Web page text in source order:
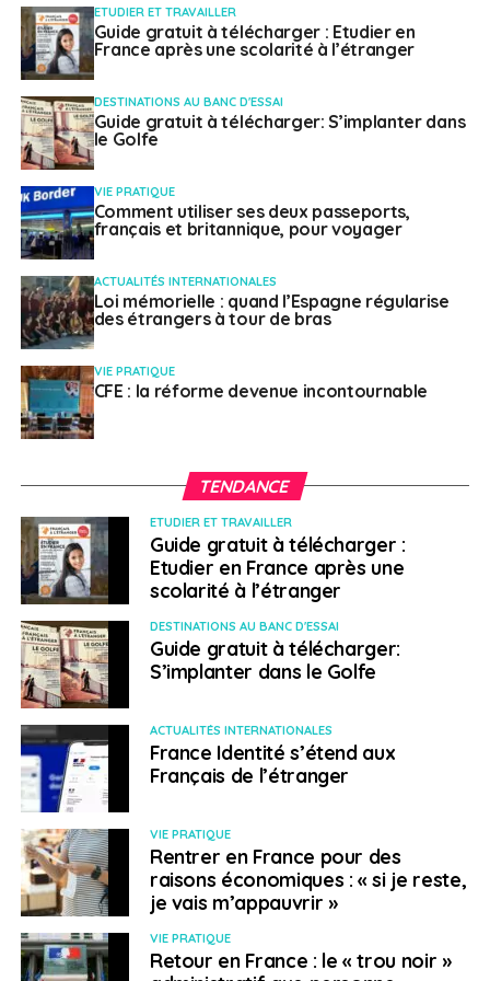
: une transition sous
surveillance
Le démantèlement progressif du régime des non-
domiciliés constitue l’un des changements les plus
commentés de ces dernières années. Pour autant,
l’année 2026–2027 s’inscrit dans une phase transitoire,
avec un dispositif clé : le
Facility(TRF).
Ce mécanisme permet de rapatrier des revenus et
gains étrangers à un taux forfaitaire de 12 %. Pour un
contribuable disposant de 500 000 £ de revenus
accumulés à l’étranger, l’imposition peut ainsi être
ramenée à 60 000 £, contre une charge potentielle
commun.
Au-delà de l’avantage fiscal, ce dispositif s’inscrit dans
une logique d’assainissement : il incite à la
régularisation des situations avant une intégration
contribuables français concernés, cette fenêtre est
stratégique et nécessite une analyse fine des flux, de
leur qualification et de leur articulation avec les règles
Sociétés et conformité :
une complexité
désormais assumée
25 %, la réalité opérationnelle se complexifie. Le
ETUDIER ET TRAVAILLER
Guide gratuit à télécharger : Etudier en
France après une scolarité à l’étranger
DESTINATIONS AU BANC D'ESSAI
Guide gratuit à télécharger: S’implanter dans
le Golfe
VIE PRATIQUE
Comment utiliser ses deux passeports,
français et britannique, pour voyager
ACTUALITÉS INTERNATIONALES
Loi mémorielle : quand l’Espagne régularise
des étrangers à tour de bras
VIE PRATIQUE
CFE : la réforme devenue incontournable
TENDANCE
ETUDIER ET TRAVAILLER
Guide gratuit à télécharger :
Etudier en France après une
scolarité à l’étranger
DESTINATIONS AU BANC D'ESSAI
Guide gratuit à télécharger:
S’implanter dans le Golfe
ACTUALITÉS INTERNATIONALES
France Identité s’étend aux
Français de l’étranger
VIE PRATIQUE
Rentrer en France pour des
raisons économiques : « si je reste,
je vais m’appauvrir »
VIE PRATIQUE
Retour en France : le « trou noir »